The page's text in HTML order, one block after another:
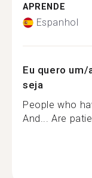
APRENDE
Espanhol
Eu quero
seja
People who
And... Are